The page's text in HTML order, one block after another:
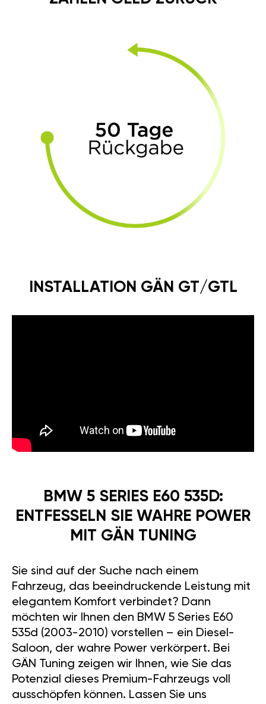
INSTALLATION GÄN GT/GTL
BMW 5 SERIES E60 535D:
ENTFESSELN SIE WAHRE POWER
MIT GÄN TUNING
Sie sind auf der Suche nach einem
Fahrzeug, das beeindruckende Leistung mit
elegantem Komfort verbindet? Dann
möchten wir Ihnen den BMW 5 Series E60
535d (2003-2010) vorstellen – ein Diesel-
Saloon, der wahre Power verkörpert. Bei
GÄN Tuning zeigen wir Ihnen, wie Sie das
Potenzial dieses Premium-Fahrzeugs voll
ausschöpfen können. Lassen Sie uns